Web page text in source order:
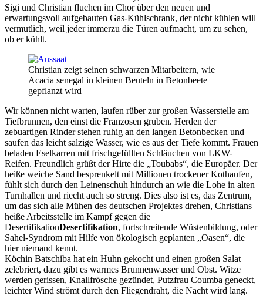
Sigi und Christian fluchen im Chor über den neuen und
erwartungsvoll aufgebauten Gas-Kühlschrank, der nicht kühlen will
vermutlich, weil jeder immerzu die Türen aufmacht, um zu sehen,
ob er kühlt.
Christian zeigt seinen schwarzen Mitarbeitern, wie
Acacia senegal in kleinen Beuteln in Betonbeete
gepflanzt wird
Wir können nicht warten, laufen rüber zur großen Wasserstelle am
Tiefbrunnen, den einst die Franzosen gruben. Herden der
zebuartigen Rinder stehen ruhig an den langen Betonbecken und
saufen das leicht salzige Wasser, wie es aus der Tiefe kommt. Frauen
beladen Eselkarren mit frischgefüllten Schläuchen von LKW-
Reifen. Freundlich grüßt der Hirte die
Toubabs , die Europäer. Der
heiße weiche Sand besprenkelt mit Millionen trockener Kothaufen,
fühlt sich durch den Leinenschuh hindurch an wie die Lohe in alten
Turnhallen und riecht auch so streng. Dies also ist es, das Zentrum,
um das sich alle Mühen des deutschen Projektes drehen, Christians
heiße Arbeitsstelle im Kampf gegen die
DesertifikationDesertifikation, fortschreitende Wüstenbildung, oder
Sahel-Syndrom mit Hilfe von ökologisch geplanten Oasen , die
hier niemand kennt.
Köchin Batschiba hat ein Huhn gekocht und einen großen Salat
zelebriert, dazu gibt es warmes Brunnenwasser und Obst. Witze
werden gerissen, Knallfrösche gezündet, Putzfrau Coumba geneckt,
leichter Wind strömt durch den Fliegendraht, die Nacht wird lang.